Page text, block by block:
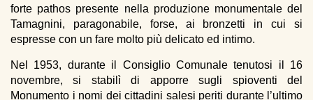
forte pathos presente nella produzione monumentale del
Tamagnini, paragonabile, forse, ai bronzetti in cui si
espresse con un fare molto più delicato ed intimo.
Nel 1953, durante il Consiglio Comunale tenutosi il 16
novembre, si stabilì di apporre sugli spioventi del
Monumento i nomi dei cittadini salesi periti durante l’ultimo